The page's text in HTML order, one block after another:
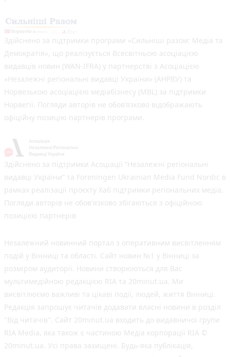
Здійснено за підтримки програми «Сильніші разом: Медіа та
Демократія», що реалізується Всесвітньою асоціацією
видавців новин (WAN-IFRA) у партнерстві з Асоціацією
«Незалежні регіональні видавці України» (АНРВУ) та
Норвезькою асоціацією медіабізнесу (MBL) за підтримки
Норвегії. Погляди авторів не обов’язково відображають
офіційну позицію партнерів програми.
Здійснено за підтримки Асоціації “Незалежні регіональні
видавці України” та Foreningen Ukrainian Media Fund Nordic в
рамках реалізації проєкту Хаб підтримки регіональних медіа.
Погляди авторів не обов'язково збігаються з офіційною
позицією партнерів
Незалежний новинний портал з оперативним висвітленням
подій у Вінниці та області. Сайт новин №1 у Вінниці за
розміром аудиторії. Новини створюються для Вас
мультимедійною редакцією RIA та 20minut.ua. Ми
висвітлюємо важливі та цікаві події, людей, життя Вінниці.
Редакція запрошує читачів додавати власні новини в розділ
"Від читачів". Сайт 20minut.ua входить до видавничої групи
RIA Media, яка також є частиною Медіа корпорації RIA ©
20minut.ua. Усі права захищені. Будь-яка публiкацiя,